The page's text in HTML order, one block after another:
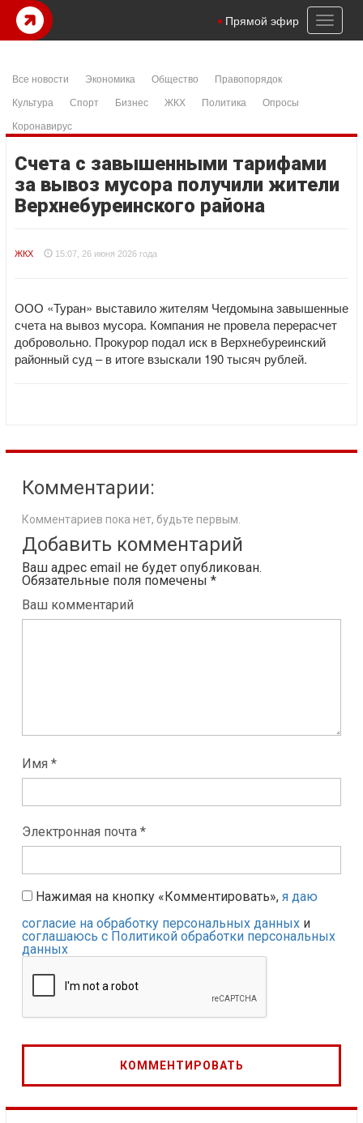
Toggle
Прямой эфир
Все новости Экономика Общество
Правопорядок
Культура
Спорт Бизнес ЖКХ Политика
Опросы
Коронавирус
Счета с завышенными тарифами
за вывоз мусора получили жители
Верхнебуреинского района
ЖКХ 15:07, 26 июня 2026 года
ООО «Туран» выставило жителям Чегдомына завышенные
счета на вывоз мусора. Компания не провела перерасчет
добровольно. Прокурор подал иск в Верхнебуреинский
районный суд – в итоге взыскали 190 тысяч рублей.
Комментарии:
Комментариев пока нет, будьте первым.
Добавить комментарий
Ваш адрес email не будет опубликован.
Обязательные поля помечены *
Ваш комментарий
Имя *
Электронная почта *
Нажимая на кнопку «Комментировать», я даю
согласие на обработку персональных данных и
соглашаюсь с Политикой обработки персональных
данных